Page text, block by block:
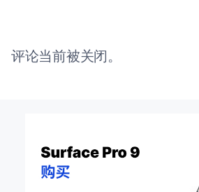
评论当前被关闭。